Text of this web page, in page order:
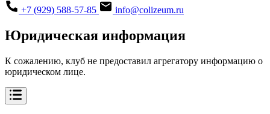
+7 (929) 588-57-85
info@colizeum.ru
Юридическая информация
К сожалению, клуб не предоставил агрегатору информацию о
юридическом лице.